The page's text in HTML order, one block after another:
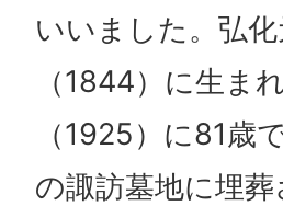
いいました。弘
（1844）に生ま
（1925）に81歳
の諏訪墓地に埋葬